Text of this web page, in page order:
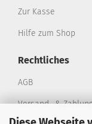
Zur Kasse
Hilfe zum Shop
Rechtliches
AGB
Versand- &